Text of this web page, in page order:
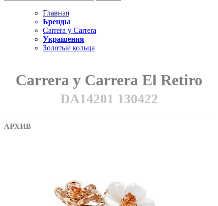
Главная
Бренды
Carrera y Carrera
Украшения
Золотые кольца
Carrera y Carrera El Retiro
DA14201 130422
АРХИВ